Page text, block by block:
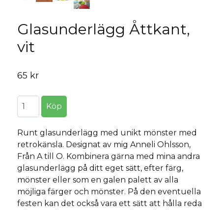
Glasunderlägg Åttkant,
vit
65 kr
Runt glasunderlägg med unikt mönster med
retrokänsla. Designat av mig Anneli Ohlsson,
Från A till O. Kombinera gärna med mina andra
glasunderlägg på ditt eget sätt, efter färg,
mönster eller som en galen palett av alla
möjliga färger och mönster. På den eventuella
festen kan det också vara ett sätt att hålla reda